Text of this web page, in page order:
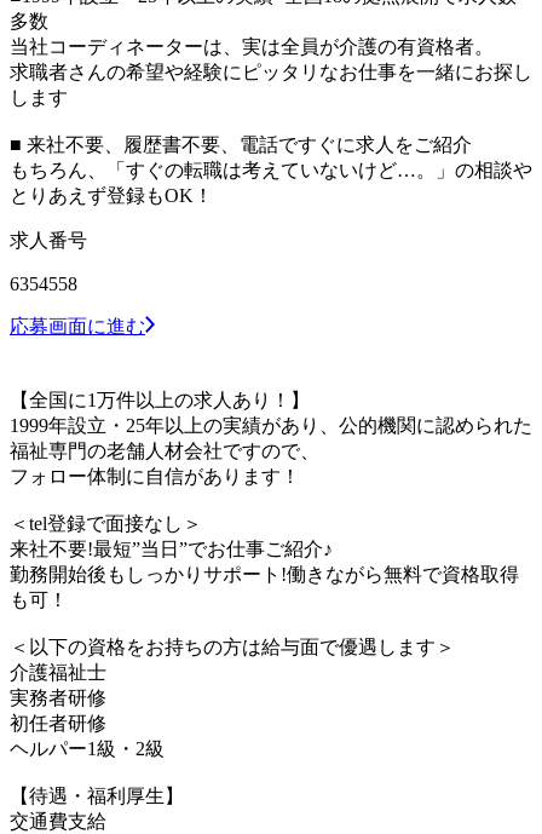
多数
当社コーディネーターは、実は全員が介護の有資格者。
求職者さんの希望や経験にピッタリなお仕事を一緒にお探し
します
■ 来社不要、履歴書不要、電話ですぐに求人をご紹介
もちろん、「すぐの転職は考えていないけど…。」の相談や
とりあえず登録もOK！
求人番号
6354558
応募画面に進む
【全国に1万件以上の求人あり！】
1999年設立・25年以上の実績があり、公的機関に認められた
福祉専門の老舗人材会社ですので、
フォロー体制に自信があります！
＜tel登録で面接なし＞
来社不要!最短”当日”でお仕事ご紹介♪
勤務開始後もしっかりサポート!働きながら無料で資格取得
も可！
＜以下の資格をお持ちの方は給与面で優遇します＞
介護福祉士
実務者研修
初任者研修
ヘルパー1級・2級
【待遇・福利厚生】
交通費支給